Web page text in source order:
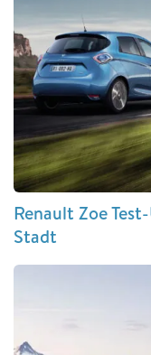
Renault Zoe
Stadt